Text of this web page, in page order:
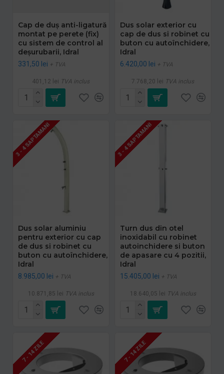
Cap de duș anti-ligatură
montat pe perete (fix)
cu sistem de control al
deșurubarii, Idral
331,50 lei + TVA
401,12 lei TVA inclus
Dus solar exterior cu
cap de dus si robinet cu
buton cu autoînchidere,
Idral
6.420,00 lei + TVA
7.768,20 lei TVA inclus
3 - 4 SAPTAMANI
Dus solar aluminiu
pentru exterior cu cap
de dus si robinet cu
buton cu autoînchidere,
Idral
8.985,00 lei + TVA
10.871,85 lei TVA inclus
3 - 4 SAPTAMANI
Turn dus din otel
inoxidabil cu robinet
autoinchidere si buton
de apasare cu 4 pozitii,
Idral
15.405,00 lei + TVA
18.640,05 lei TVA inclus
7 - 14 ZILE 7 - 14 ZILE